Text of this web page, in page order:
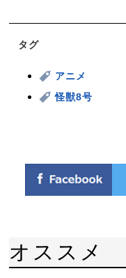
タグ
アニメ
怪獣8号
オススメ